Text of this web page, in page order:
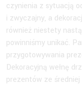
czynienia z sytuacją
i zwyczajny, a
również niestety
powinniśmy unikać.
przygotowywania
Dekoracyjną wełnę
prezentów ze średniej